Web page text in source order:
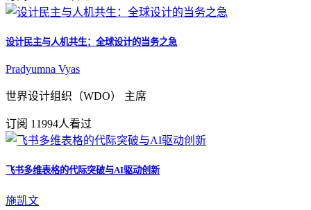
设计民主与人机共生：全球设计的当务之急
Pradyumna Vyas
世界设计组织（WDO） 主席
订阅 11994人看过
飞书多维表格的代际突破与AI驱动创新
施凯文